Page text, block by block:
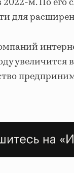
м. По его
для
увеличится